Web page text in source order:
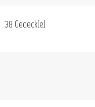
38 Gedeck(e)